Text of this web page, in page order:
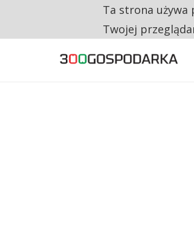
NA JEDEN WAKAT
Ta strona używa
Twojej